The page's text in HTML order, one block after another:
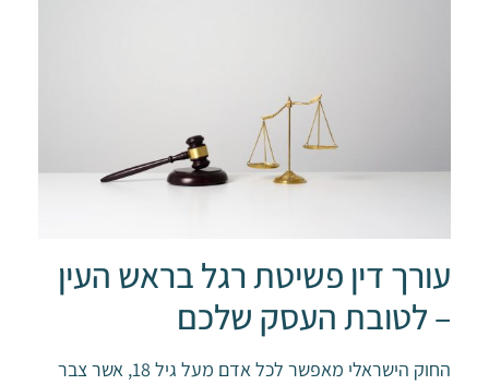
עורך דין פשיטת רגל בראש העין
– לטובת העסק שלכם
החוק הישראלי מאפשר לכל אדם מעל גיל 18, אשר צבר